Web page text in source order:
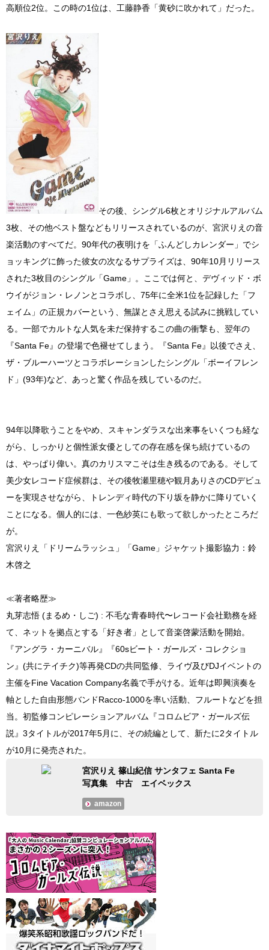
高順位2位。この時の1位は、工藤静香「黄砂に吹かれて」だった。
その後、シングル6枚とオリジナルアルバム
3枚、その他ベスト盤などもリリースされているのが、宮沢りえの音
楽活動のすべてだ。90年代の夜明けを「ふんどしカレンダー」でシ
ョッキングに飾った彼女の次なるサプライズは、90年10月リリース
された3枚目のシングル「Game」。ここでは何と、デヴィッド・ボ
ウイがジョン・レノンとコラボし、75年に全米1位を記録した「フ
ェイム」の正規カバーという、無謀とさえ思える試みに挑戦してい
る。一部でカルトな人気を未だ保持するこの曲の衝撃も、翌年の
『Santa Fe』の登場で色褪せてしまう。『Santa Fe』以後でさえ、
ザ・ブルーハーツとコラボレーションしたシングル「ボーイフレン
ド」(93年)など、あっと驚く作品を残しているのだ。
94年以降歌うことをやめ、スキャンダラスな出来事をいくつも経な
がら、しっかりと個性派女優としての存在感を保ち続けているの
は、やっぱり偉い。真のカリスマこそは生き残るのである。そして
美少女レコード症候群は、その後牧瀬里穂や観月ありさのCDデビュ
ーを実現させながら、トレンディ時代の下り坂を静かに降りていく
ことになる。個人的には、一色紗英にも歌って欲しかったところだ
が。
宮沢りえ「ドリームラッシュ」「Game」ジャケット撮影協力：鈴
木啓之
≪著者略歴≫
丸芽志悟 (まるめ・しご) : 不毛な青春時代〜レコード会社勤務を経
て、ネットを拠点とする「好き者」として音楽啓蒙活動を開始。
『アングラ・カーニバル』『60sビート・ガールズ・コレクショ
ン』(共にテイチク)等再発CDの共同監修、ライヴ及びDJイベントの
主催をFine Vacation Company名義で手がける。近年は即興演奏を
軸とした自由形態バンドRacco-1000を率い活動、フルートなどを担
当。初監修コンピレーションアルバム『コロムビア・ガールズ伝
説』3タイトルが2017年5月に、その続編として、新たに2タイトル
が10月に発売された。
宮沢りえ 篠山紀信 サンタフェ Santa Fe
写真集 中古 エイベックス
amazon